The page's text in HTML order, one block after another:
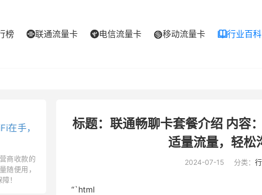
榜 联通流量卡 电信流量卡 移动流量卡 行业百科
标题：联通畅聊卡套餐介绍 内容
适量流量，轻松
2024-07-15 分类：
“`html
在手，
商收款的
随便用，
！